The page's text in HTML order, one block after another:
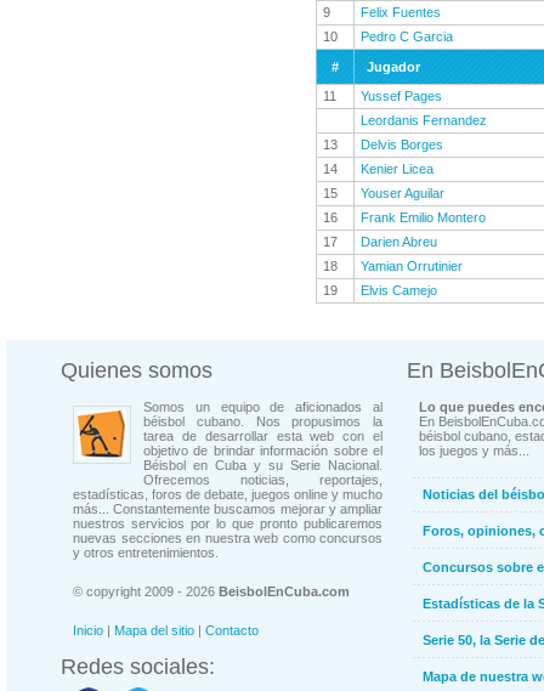
9
Felix Fuentes
10
Pedro C Garcia
#
Jugador
11
Yussef Pages
Leordanis Fernandez
13
Delvis Borges
14
Kenier Licea
15
Youser Aguilar
16
Frank Emilio Montero
17
Darien Abreu
18
Yamian Orrutinier
19
Elvis Camejo
Quienes somos
Somos un equipo de aficionados al
béisbol cubano. Nos propusimos la
tarea de desarrollar esta web con el
objetivo de brindar información sobre el
Béisbol en Cuba y su Serie Nacional.
Ofrecemos noticias, reportajes,
estadísticas, foros de debate, juegos online y mucho
más... Constantemente buscamos mejorar y ampliar
nuestros servicios por lo que pronto publicaremos
nuevas secciones en nuestra web como concursos
y otros entretenimientos.
© copyright 2009 - 2026 BeisbolEnCuba.com
Inicio | Mapa del sitio | Contacto
Redes sociales:
En
Lo que puedes
En
béisbol cubano,
los juegos y más...
Noticias del
Foros, opiniones,
Concursos sobre
Estadísticas de la
Serie 50, la Serie
Mapa de nuestra